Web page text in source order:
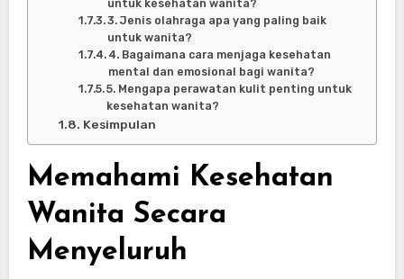
untuk kesehatan wanita?
3. Jenis olahraga apa yang paling baik
untuk wanita?
4. Bagaimana cara menjaga kesehatan
mental dan emosional bagi wanita?
5. Mengapa perawatan kulit penting untuk
kesehatan wanita?
Kesimpulan
Memahami Kesehatan
Wanita Secara
Menyeluruh